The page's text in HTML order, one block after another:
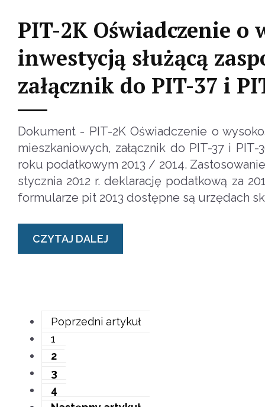
PIT-2K Oświadczenie
inwestycją służącą
załącznik do PIT-37 i
Dokument - PIT-2K Oświadczenie o
mieszkaniowych, załącznik do PIT-37 i
roku podatkowym 2013 / 2014.
stycznia 2012 r. deklarację podatkową za
formularze pit 2013 dostępne są urzędach
CZYTAJ DALEJ
Poprzedni artykuł
1
2
3
4